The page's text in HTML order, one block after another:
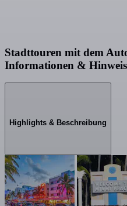
Stadttouren mit dem
Informationen &
Highlights & Beschreibung